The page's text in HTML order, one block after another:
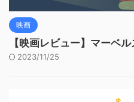
映画
【映画レビュー】マーベ
2023/11/25